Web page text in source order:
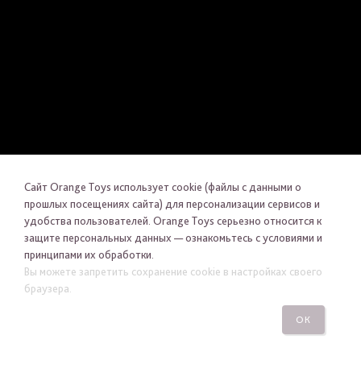
Сайт Orange Toys использует cookie (файлы с данными о
прошлых посещениях сайта) для персонализации сервисов и
удобства пользователей. Orange Toys серьезно относится к
защите персональных данных — ознакомьтесь с условиями и
принципами их обработки.
Вы можете запретить сохранение cookie в настройках своего
браузера.
ОК